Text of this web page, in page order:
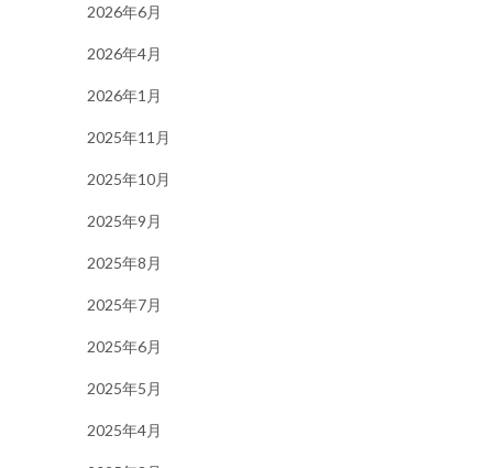
2026年6月
2026年4月
2026年1月
2025年11月
2025年10月
2025年9月
2025年8月
2025年7月
2025年6月
2025年5月
2025年4月